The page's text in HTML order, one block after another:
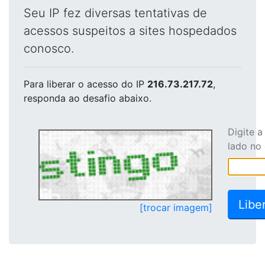
Seu IP fez diversas tentativas de
acessos suspeitos a sites hospedados
conosco.
Para liberar o acesso do IP 216.73.217.72,
responda ao desafio abaixo.
[trocar imagem]
Digite
lado no